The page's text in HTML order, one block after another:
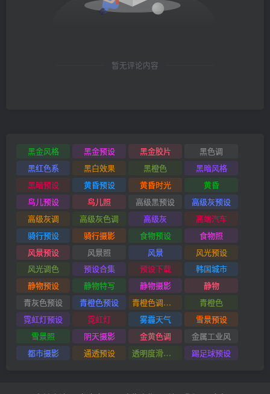
暂无评论内容
黑金风格 黑金预设 黑金胶片
黑色调
黑红色系
黑白效果 黑橙色
黑暗风格
黑暗预设
黄昏预设 黄昏时光
黄昏
鸟儿预设
鸟儿照 高级黑预设
高级灰预设
高级灰调
高级灰色调 高级灰
高端汽车
骑行预设
骑行摄影 食物预设
食物照
风景预设
风景照 风景
风光预设
风光调色
预设合集 预设下载
韩国城市
静物预设
静物特写 静物摄影
静物
青灰色预设
青橙色预设 青橙色调预设
青橙色
霓虹灯预设
霓虹灯 雾霾天气
雪景预设
雪景照
阴天摄影 金黄色调
金属工业风
都市摄影
通透预设 透明度滑块插件 踢足球预设